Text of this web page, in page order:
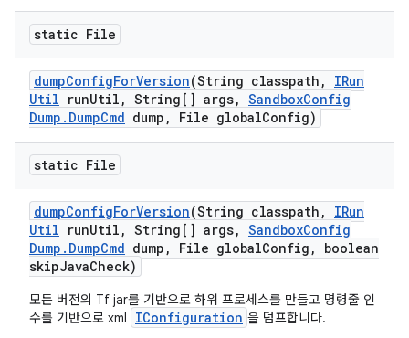
static File
dumpConfigForVersion(String classpath ,
IRun
Util runUtil , String[] args, SandboxConfig
Dump . DumpCmd dump , File globalConfig)
static File
dumpConfigForVersion(String classpath ,
IRun
Util runUtil , String[] args, SandboxConfig
Dump . DumpCmd dump , File globalConfig ,
boolean
skipJavaCheck)
모든 버전의 Tf jar를 기반으로 하위 프로세스를 만들고 명령줄 인
수를 기반으로 xml
IConfiguration 을 덤프합니다.